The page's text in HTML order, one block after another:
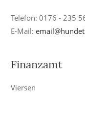
Telefon: 0176 - 235
E-Mail:
Finanzamt
Viersen